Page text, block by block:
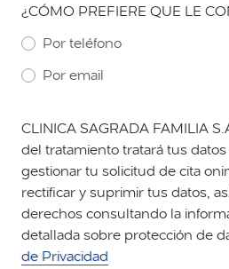
¿CÓMO PREFIERE QUE LE
Por teléfono
Por email
CLINICA SAGRADA FAMILIA
del tratamiento tratará tus
gestionar tu solicitud de cita
rectificar y suprimir tus datos,
derechos consultando la
detallada sobre protección de
de Privacidad